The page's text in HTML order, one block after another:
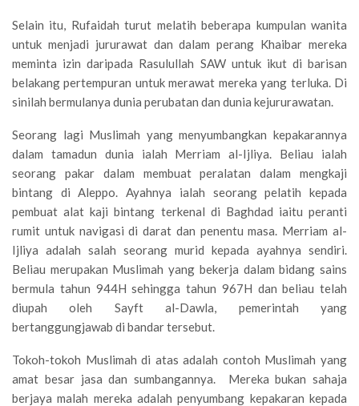
Selain itu, Rufaidah turut melatih beberapa kumpulan wanita
untuk menjadi jururawat dan dalam perang Khaibar mereka
meminta izin daripada Rasulullah SAW untuk ikut di barisan
belakang pertempuran untuk merawat mereka yang terluka. Di
sinilah bermulanya dunia perubatan dan dunia kejururawatan.
Seorang lagi Muslimah yang menyumbangkan kepakarannya
dalam tamadun dunia ialah Merriam al-Ijliya. Beliau ialah
seorang pakar dalam membuat peralatan dalam mengkaji
bintang di Aleppo. Ayahnya ialah seorang pelatih kepada
pembuat alat kaji bintang terkenal di Baghdad iaitu peranti
rumit untuk navigasi di darat dan penentu masa. Merriam al-
Ijliya adalah salah seorang murid kepada ayahnya sendiri.
Beliau merupakan Muslimah yang bekerja dalam bidang sains
bermula tahun 944H sehingga tahun 967H dan beliau telah
diupah oleh Sayft al-Dawla, pemerintah yang
bertanggungjawab di bandar tersebut.
Tokoh-tokoh Muslimah di atas adalah contoh Muslimah yang
amat besar jasa dan sumbangannya. Mereka bukan sahaja
berjaya malah mereka adalah penyumbang kepakaran kepada